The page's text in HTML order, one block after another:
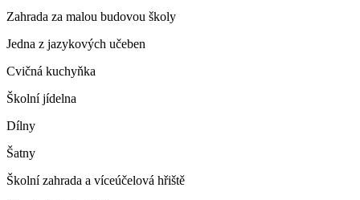
Zahrada za malou budovou školy
Jedna z jazykových učeben
Cvičná kuchyňka
Školní jídelna
Dílny
Šatny
Školní zahrada a víceúčelová hřiště